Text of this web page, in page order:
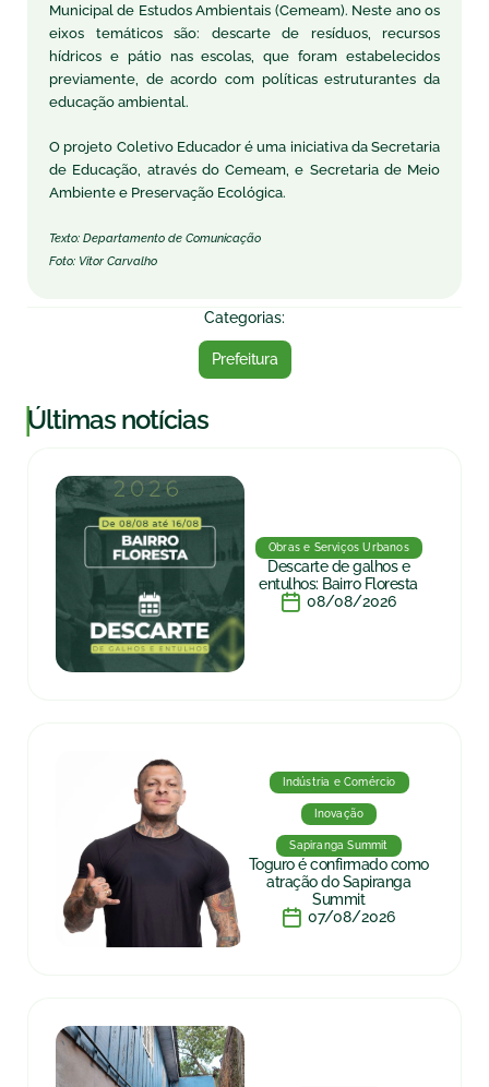
Municipal de Estudos Ambientais (Cemeam). Neste ano os
eixos temáticos são: descarte de resíduos, recursos
hídricos e pátio nas escolas, que foram estabelecidos
previamente, de acordo com políticas estruturantes da
educação ambiental.
O projeto Coletivo Educador é uma iniciativa da Secretaria
de Educação, através do Cemeam, e Secretaria de Meio
Ambiente e Preservação Ecológica.
Texto: Departamento de Comunicação
Foto: Vitor Carvalho
Categorias:
Prefeitura
|Últimas notícias
Obras e Serviços Urbanos
Descarte de galhos e
entulhos: Bairro Floresta
08/08/2026
Indústria e Comércio
Inovação
Sapiranga Summit
Toguro é confirmado como
atração do Sapiranga
Summit
07/08/2026